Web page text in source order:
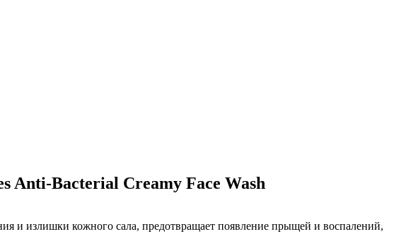
Anti-Bacterial Creamy Face Wash
и излишки кожного сала, предотвращает появление прыщей и воспалений,